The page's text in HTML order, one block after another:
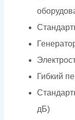
Гибкий
дБ)